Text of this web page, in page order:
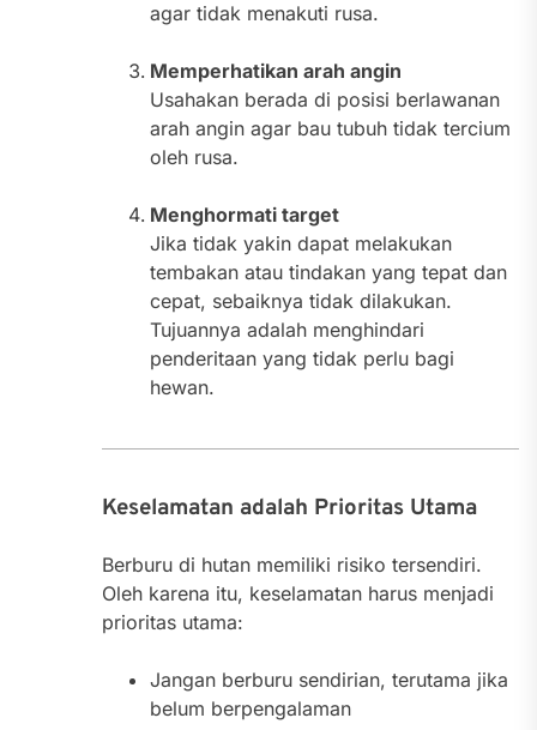
agar tidak menakuti rusa.
Memperhatikan arah angin
Usahakan berada di posisi berlawanan
arah angin agar bau tubuh tidak tercium
oleh rusa.
Menghormati target
Jika tidak yakin dapat melakukan
tembakan atau tindakan yang tepat dan
cepat, sebaiknya tidak dilakukan.
Tujuannya adalah menghindari
penderitaan yang tidak perlu bagi
hewan.
Keselamatan adalah Prioritas Utama
Berburu di hutan memiliki risiko tersendiri.
Oleh karena itu, keselamatan harus menjadi
prioritas utama:
Jangan berburu sendirian, terutama jika
belum berpengalaman